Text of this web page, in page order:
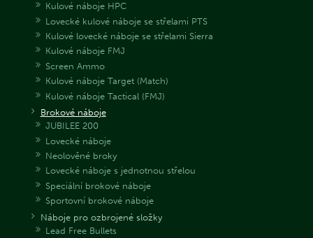
Kulové náboje HPC
Lovecké kulové náboje se střelami PTS
Kulové lovecké náboje se střelami Sierra
Kulové náboje FMJ
Screen Ammo
Kulové náboje Target (Match)
Kulové náboje Tactical (FMJ)
Brokové náboje
JUBILEE 200
Lovecké náboje
Neolověné broky
Lovecké náboje s jednotnou střelou
Speciální brokové náboje
Sportovní brokové náboje
Náboje pro ozbrojené složky
Lead Free Bullets